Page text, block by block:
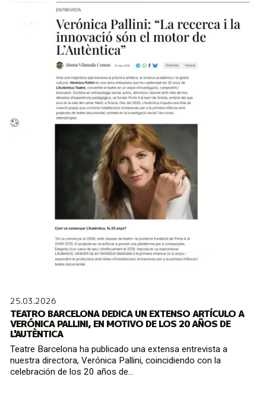
25.03.2026
TEATRO BARCELONA DEDICA UN EXTENSO ARTÍCULO A
VERÓNICA PALLINI, EN MOTIVO DE LOS 20 AÑOS DE
L'AUTÈNTICA
Teatre Barcelona ha publicado una extensa entrevista a
nuestra directora, Verónica Pallini, coincidiendo con la
celebración de los 20 años de...